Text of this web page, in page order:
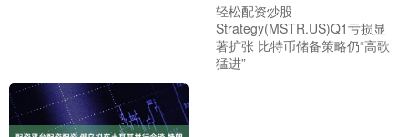
轻松配资炒股
Strategy(MSTR.US)Q1亏损显
著扩张 比特币储备策略仍“高歌
猛进”